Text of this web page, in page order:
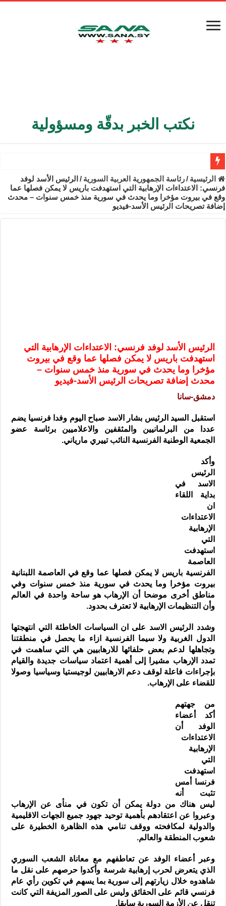
نكتب الخبر بدقّة ومسؤولية
الأمن الداخلي يعثر على مقبرة جماعية في ريف اللاذقية تضم 9 جثامين
الوزير الشيباني يبحث في باريس تعزيز الاستقرار في سوريا
برنية: مرسوم بإعفاء مستهلكي الكهرباء المنزلية والتجارية والصناعية
الرئيسية /رئاسة الجمهورية العربية السورية / الرئيس الأسد لوفد
فرنسي: الاعتداءات الإرهابية التي استهدفت باريس لا يمكن فصلها عما
وقع في بيروت مؤخرا وما يحدث في سورية منذ خمس سنوات – محدث
إضافة تصريحات الرئيس الأسد-فيديو
الرئيس الأسد لوفد فرنسي: الاعتداءات الإرهابية التي
استهدفت باريس لا يمكن فصلها عما وقع في بيروت
مؤخرا وما يحدث في سورية منذ خمس سنوات –
محدث إضافة تصريحات الرئيس الأسد-فيديو
دمشق-سانا
استقبل السيد الرئيس بشار الاسد صباح اليوم وفدا فرنسيا يضم
عددا من البرلمانيين والمثقفين والاعلاميين برئاسة عضو
الجمعية الوطنية الفرنسية النائب تييري مارياني.
وأكد
الرئيس
الاسد في
بداية اللقاء
ان
الاعتداءات
الإرهابية
التي
استهدفت
العاصمة
الفرنسية باريس لا يمكن فصلها عما وقع في العاصمة اللبنانية
بيروت مؤخرا وما يحدث في سورية منذ خمس سنوات وفي
مناطق أخرى موضحا أن الإرهاب هو ساحة واحدة في العالم
وأن التنظيمات الإرهابية لا تعترف بحدود.
وشدد الرئيس الاسد على ان السياسات الخاطئة التي انتهجتها
الدول الغربية ولا سيما الفرنسية ازاء ما يحصل في منطقتنا
وتجاهلها لدعم بعض حلفائها للارهابيين هي التي ساهمت في
تمدد الإرهاب مشيرا إلى أهمية اعتماد سياسات جديدة والقيام
بإجراءات فاعلة لوقف دعم الارهابيين لوجيستيا وسياسيا وصولا
للقضاء على الإرهاب.
من جهتهم
أكد أعضاء
الوفد أن
الاعتداءات
الإرهابية
التي
استهدفت
فرنسا أمس
تثبت أنه
ليس هناك من دولة يمكن أن تكون في منأى عن الإرهاب
وعبروا عن اعتقادهم بأهمية توحيد جهود جميع الجهات الاقليمية
والدولية لمكافحته ووقف تنامي هذه الظاهرة الخطيرة على
شعوب المنطقة والعالم.
وعبر أعضاء الوفد عن تعاطفهم مع معاناة الشعب السوري
الذي يتعرض لحرب إرهابية شرسة وأكدوا حرصهم على نقل ما
شاهدوه خلال زيارتهم إلى سورية بما يسهم في تكوين رأي عام
فرنسي قائم على الحقائق وليس على الصور المزيفة التي كانت
تنقل عن الأزمة السورية سابقا.